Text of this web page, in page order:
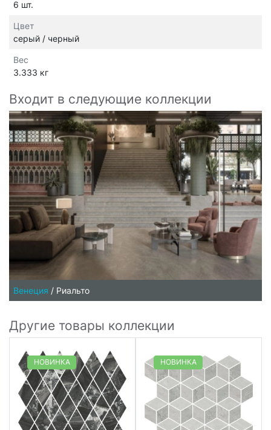
6 шт.
Цвет
серый / черный
Вес
3.333 кг
Входит в следующие коллекции
Венеция / Риальто
Другие товары коллекции
НОВИНКА НОВИНКА